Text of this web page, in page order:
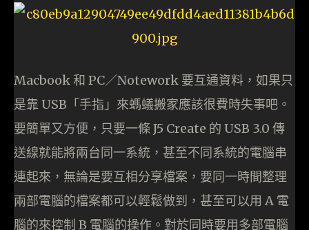
Macbook 和 PC／Notework 要互通資料，如果只
是靠 USB「手指」來螞蟻搬家應該很費時失事吧。
要簡單又方便，只要一條 J5 Create 的 USB 3.0 傳
送線就能將兩台同一系統，甚至不同系統的電腦串
連起來，無論是要互相分享檔案，要同一時間整理
兩部電腦的檔案都可以輕鬆做到，甚至可以用 A 電
腦的來控制 B 電腦的操作。對於同時要用多部電腦